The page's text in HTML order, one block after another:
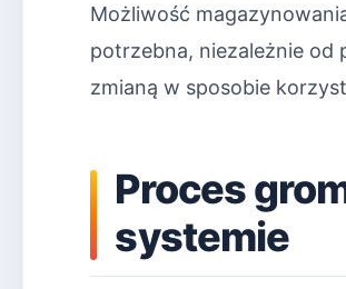
Możliwość
potrzebna, niezależnie
zmianą w sposobie
Proces
systemie